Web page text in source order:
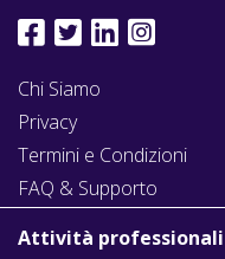
Chi Siamo
Privacy
Termini e Condizioni
FAQ & Supporto
Attività professionali